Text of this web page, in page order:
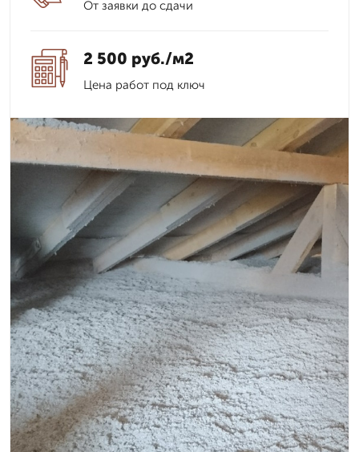
От заявки до сдачи
2 500 руб./м2
Цена работ под ключ